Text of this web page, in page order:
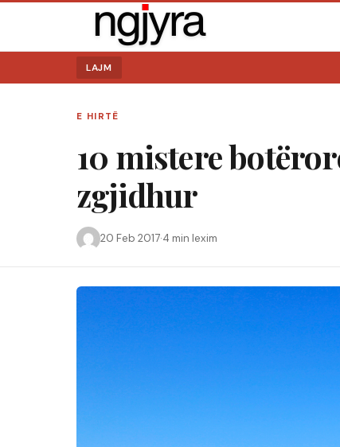
LAJM
E HIRTË
10 mistere
zgjidhur
20 Feb 2017·4 min lexim